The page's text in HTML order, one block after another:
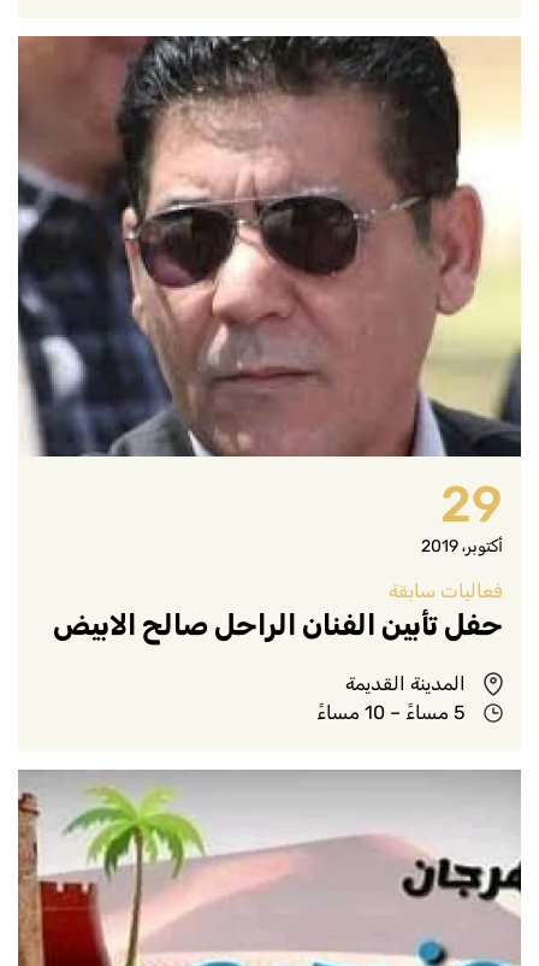
29
أكتوبر، 2019
فعاليات سابقة
حفل تأبين الفنان الراحل صالح الابيض
المدينة القديمة
5 مساءً – 10 مساءً